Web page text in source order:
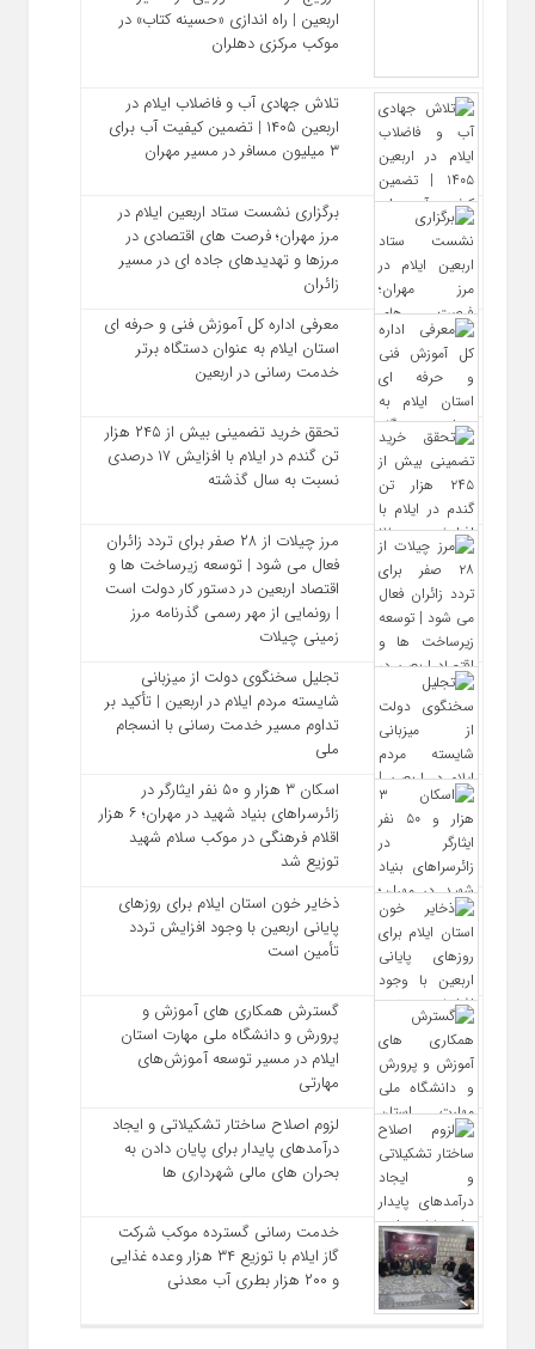
اربعین | راه‌ اندازی «حسینه کتاب» در
موکب مرکزی دهلران
تلاش جهادی آب و فاضلاب ایلام در
اربعین ۱۴۰۵ | تضمین کیفیت آب برای
۳ میلیون مسافر در مسیر مهران
برگزاری نشست ستاد اربعین ایلام در
مرز مهران؛ فرصت‌ های اقتصادی در
مرزها و تهدیدهای جاده‌ ای در مسیر
زائران
معرفی اداره کل آموزش فنی و حرفه‌ ای
استان ایلام به‌ عنوان دستگاه برتر
خدمت‌ رسانی در اربعین
تحقق خرید تضمینی بیش از ۲۴۵ هزار
تن گندم در ایلام با افزایش ۱۷ درصدی
نسبت به سال گذشته
مرز چیلات از ۲۸ صفر برای تردد زائران
فعال می‌ شود | توسعه زیرساخت‌ ها و
اقتصاد اربعین در دستور کار دولت است
| رونمایی از مهر رسمی گذرنامه مرز
زمینی چیلات
تجلیل سخنگوی دولت از میزبانی
شایسته مردم ایلام در اربعین | تأکید بر
تداوم مسیر خدمت‌ رسانی با انسجام
ملی
اسکان ۳ هزار و ۵۰ نفر ایثارگر در
زائرسراهای بنیاد شهید در مهران؛ ۶ هزار
اقلام فرهنگی در موکب سلام شهید
توزیع شد
ذخایر خون استان ایلام برای روزهای
پایانی اربعین با وجود افزایش تردد
تأمین است
گسترش همکاری‌ های آموزش و
پرورش و دانشگاه ملی مهارت استان
ایلام در مسیر توسعه آموزش‌های
مهارتی
لزوم اصلاح ساختار تشکیلاتی و ایجاد
درآمدهای پایدار برای پایان دادن به
بحران‌ های مالی شهرداری‌ ها
خدمت رسانی گسترده موکب شرکت
گاز ایلام با توزیع ۳۴ هزار وعده غذایی
و ۲۰۰ هزار بطری آب معدنی